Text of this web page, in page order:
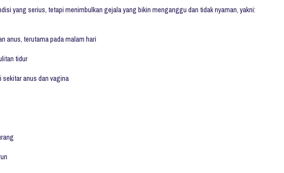
yang serius, tetapi menimbulkan gejala yang bikin menganggu dan tidak nyaman, yakni:
anus, terutama pada malam hari
tidur
anus dan vagina